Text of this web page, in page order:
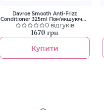
Davroe Smooth Anti-Frizz
Conditioner 325ml Пом'якшуючий
кондиціонер для курчавого
волосся
0 відгуків
1670 грн
Купити